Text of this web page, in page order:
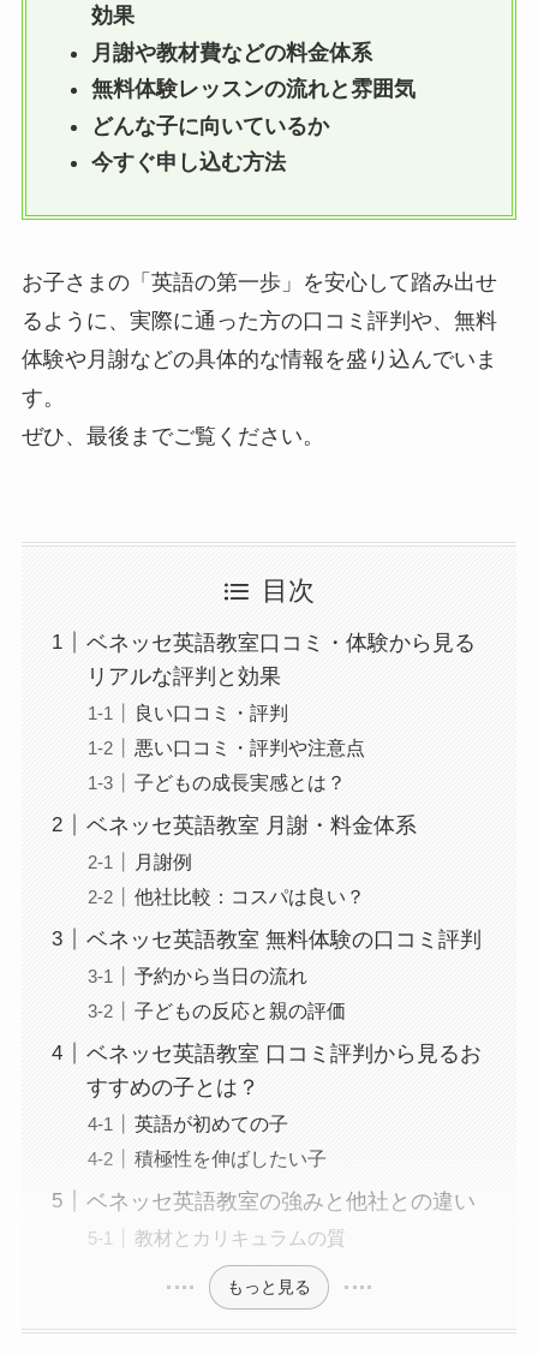
効果
月謝や教材費などの料金体系
無料体験レッスンの流れと雰囲気
どんな子に向いているか
今すぐ申し込む方法
お子さまの「英語の第一歩」を安心して踏み出せ
るように、実際に通った方の口コミ評判や、無料
体験や月謝などの具体的な情報を盛り込んでいま
す。
ぜひ、最後までご覧ください。
目次
ベネッセ英語教室口コミ・体験から見る
リアルな評判と効果
良い口コミ・評判
悪い口コミ・評判や注意点
子どもの成長実感とは？
ベネッセ英語教室 月謝・料金体系
月謝例
他社比較：コスパは良い？
ベネッセ英語教室 無料体験の口コミ評判
予約から当日の流れ
子どもの反応と親の評価
ベネッセ英語教室 口コミ評判から見るお
すすめの子とは？
英語が初めての子
積極性を伸ばしたい子
ベネッセ英語教室の強みと他社との違い
教材とカリキュラムの質
もっと見る